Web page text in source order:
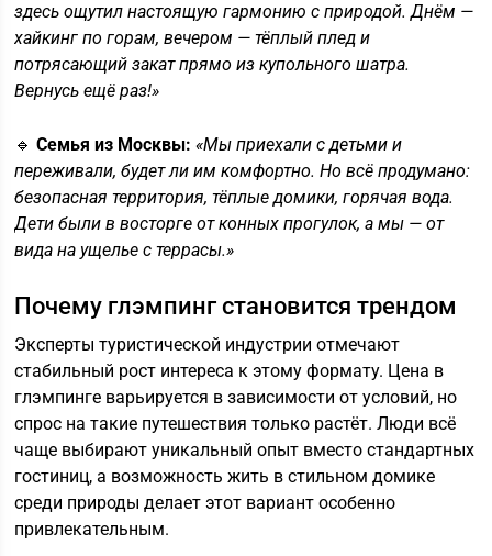
здесь ощутил настоящую гармонию с природой. Днём —
хайкинг по горам, вечером — тёплый плед и
потрясающий закат прямо из купольного шатра.
Вернусь ещё раз!»
🔹Семья из Москвы: «Мы приехали с детьми и
переживали, будет ли им комфортно. Но всё продумано:
безопасная территория, тёплые домики, горячая вода.
Дети были в восторге от конных прогулок, а мы — от
вида на ущелье с террасы.»
Почему глэмпинг становится трендом
Эксперты туристической индустрии отмечают
стабильный рост интереса к этому формату. Цена в
глэмпинге варьируется в зависимости от условий, но
спрос на такие путешествия только растёт. Люди всё
чаще выбирают уникальный опыт вместо стандартных
гостиниц, а возможность жить в стильном домике
среди природы делает этот вариант особенно
привлекательным.